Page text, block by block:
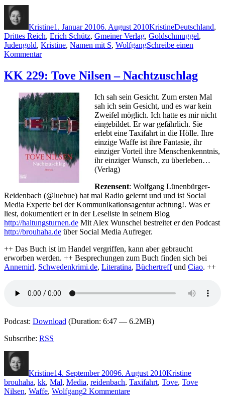
Kristine1. Januar 20106. August 2010KristineDeutschland,
Drittes Reich, Erich Schütz, Gmeiner Verlag, Goldschmuggel,
Judengold, Kristine, Namen mit S, WolfgangSchreibe einen
Kommentarzu
315:
Erich
–
Judengold
KK 229: Tove Nilsen – Nachtzuschlag
Ich sah sein Gesicht. Zum ersten Mal
sah ich sein Gesicht, und es war kein
Zweifel möglich. Ich hatte es mir nicht
eingebildet. Er war gefährlich. Sie
erlebt eine Taxifahrt in die Hölle. Ihre
einzige Waffe ist ihre Fantasie, ihr
einziger Vorteil ihre Menschenkenntnis,
ihr einziger Wunsch, zu überleben…
(Verlag)
Rezensent: Wolfgang Lünenbürger-
Reidenbach (@luebue) hat mal Radio gelernt und und ist Social
Media Experte bei der Kommunikationsagentur achtung!. Was er
liest, dokumentiert er in der Leseliste in seinem Blog
http://haltungsturnen.de Mit Alex Wunschel bestreitet er den Podcast
http://brouhaha.de über Social Media Aufreger.
++ Das Buch ist im Handel vergriffen, kann aber gebraucht
erworben werden. ++ Besprechungen zum Buch finden sich bei
Annemirl, Schwedenkrimi.de, Literatina, Büchertreffund Ciao. ++
Podcast: Download (Duration: 6:47 — 6.2MB)
Subscribe: RSS
Kristine14. September 20096. August 2010Kristine
brouhaha, kk, Mal, Media, reidenbach, Taxifahrt, Tove, Tove
Nilsen, Waffe, Wolfgang2 Kommentarezu